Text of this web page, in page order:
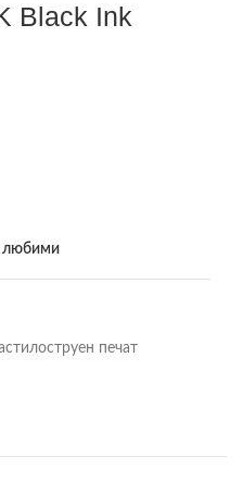
Black Ink
любими
печат